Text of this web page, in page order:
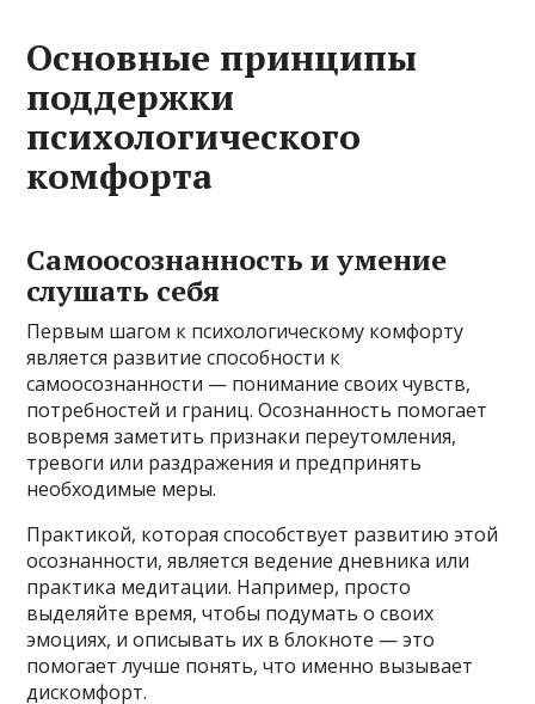
Основные принципы
поддержки
психологического
комфорта
Самоосознанность и умение
слушать себя
Первым шагом к психологическому комфортy
является развитие способности к
самоосознанности — понимание своих чувств,
потребностей и границ. Осознанность помогает
вовремя заметить признаки переутомления,
тревоги или раздражения и предпринять
необходимые меры.
Практикой, которая способствует развитию этой
осознанности, является ведение дневника или
практика медитации. Например, просто
выделяйте время, чтобы подумать о своих
эмоциях, и описывать их в блокноте — это
помогает лучше понять, что именно вызывает
дискомфорт.